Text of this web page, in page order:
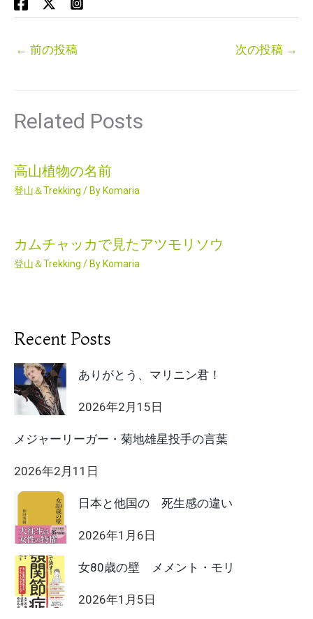
← 前の投稿 次の投稿 →
Related Posts
高山植物の名前
登山＆Trekking / By Komaria
カムチャッカで見たアツモリソウ
登山＆Trekking / By Komaria
Recent Posts
ありがとう、マリニン君！
2026年2月15日
メジャーリーガー・菊地雄星投手の言葉
2026年2月11日
日本と他国の 死生感の違い
2026年1月6日
女80歳の壁 メメント・モリ
2026年1月5日